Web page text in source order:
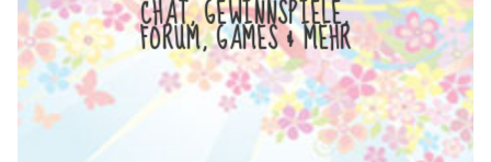
CHAT, GEWINNSPIELE,
FORUM, GAMES & MEHR